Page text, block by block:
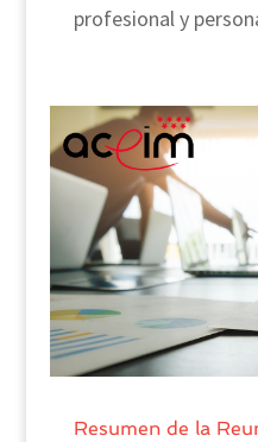
profesional y
Resumen de la